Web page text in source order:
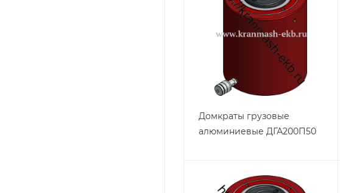
Домкраты грузовые
алюминиевые ДГА200П50